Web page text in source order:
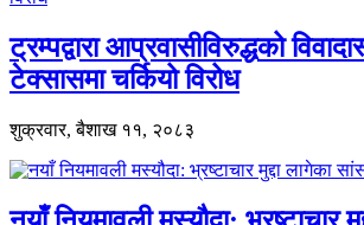
ट्रम्पद्वारा आप्रवासीविरुद्धको
टेक्सासमा चर्कियो विरोध
शुक्रवार, बैशाख ११, २०८३